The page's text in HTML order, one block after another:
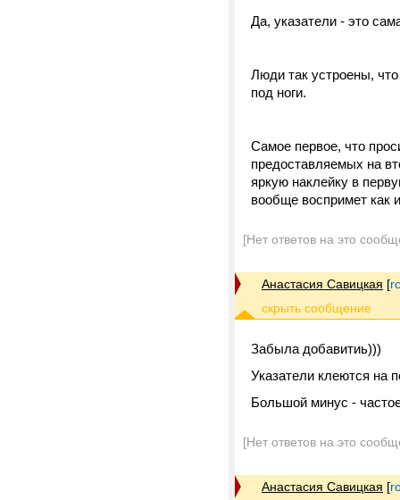
Да, указатели - это
Люди так устроены,
под ноги.
Самое первое, что
предоставляемых на
яркую наклейку в
вообще воспримет как
[Нет ответов на это
Анастасия Савицкая [
Забыла добавитиь)))
Указатели клеются на
Большой минус -
[Нет ответов на это
Анастасия Савицкая [